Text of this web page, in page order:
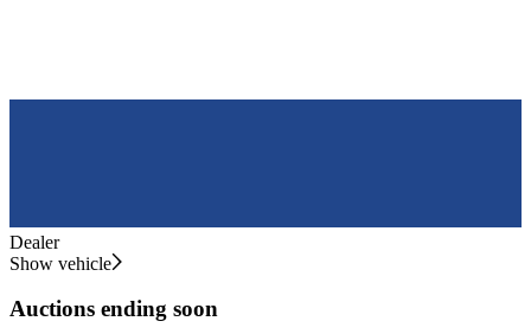
Dealer
Show vehicle
Auctions ending soon